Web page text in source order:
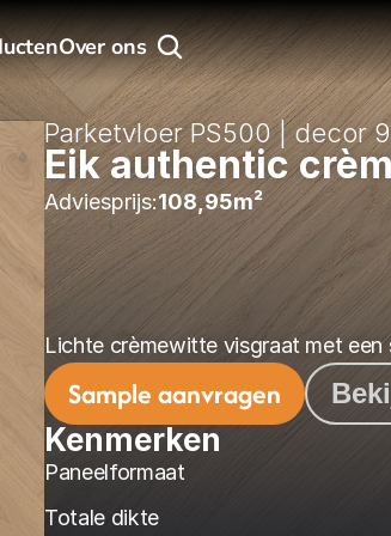
Over ons
Parketvloer PS500 | decor
Eik authentic
Adviesprijs:108,95m²
Lichte crèmewitte visgraat met
Sample aanvragen
Kenmerken
Paneelformaat
Totale dikte